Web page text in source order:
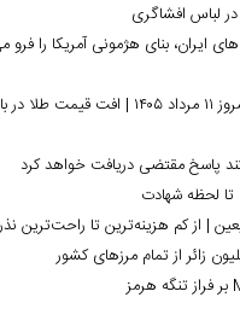
در لباس افشاگری
ایران، بنای هژمونی آمریکا را فرو
قیمت طلا و سکه امروز ۱۱ مرداد ۱۴۰۵ |
پاسخ مقتضی دریافت خواهد کرد
لحظه شهادت
| از کم هزینه‌ترین تا راحت‌ترین